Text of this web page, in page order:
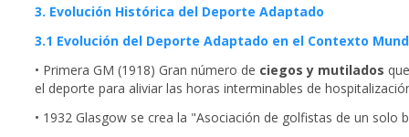
3. Evolución Histórica del Deporte Adaptado
3.1 Evolución del Deporte Adaptado en el Contexto
• Primera GM (1918) Gran número de ciegos y mutilados
el deporte para aliviar las horas interminables de
• 1932 Glasgow se crea la "Asociación de golfistas de un solo